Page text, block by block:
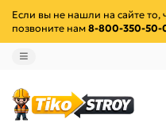
Если вы не нашли на сайте то,
позвоните нам 8-800-350-50-